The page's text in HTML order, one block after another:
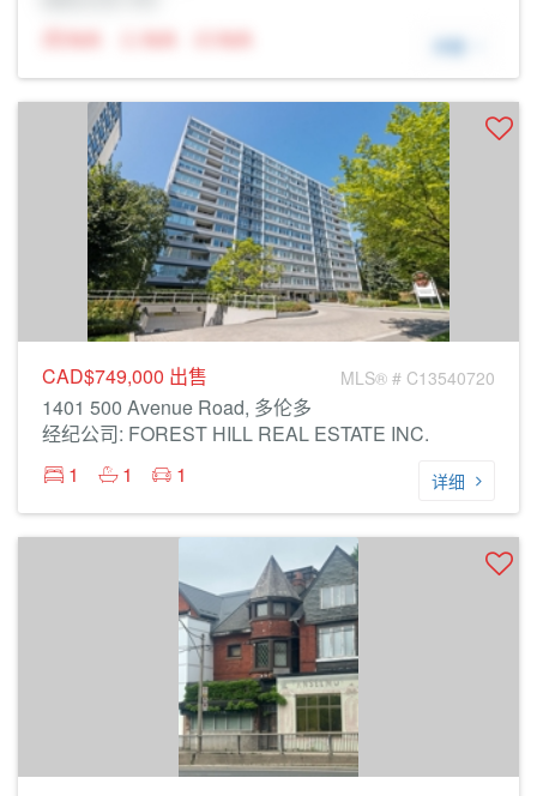
N/A
N/A N/A 详细
CAD$749,000 出售 MLS® # C13540720
1401 500 Avenue Road, 多伦多
经纪公司: FOREST HILL REAL ESTATE INC.
1
1 1 详细